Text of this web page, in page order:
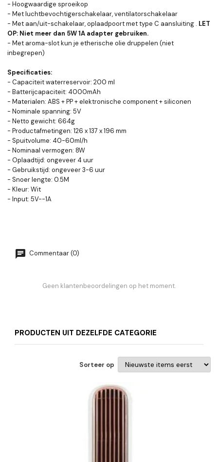
- Hoogwaardige sproeikop
- Met luchtbevochtigerschakelaar, ventilatorschakelaar
- Met aan/uit-schakelaar, oplaadpoort met type C aansluiting . LET
OP: Niet meer dan 5W 1A adapter gebruiken.
- Met aroma-slot kun je etherische olie druppelen (niet
inbegrepen)
Specificaties:
- Capaciteit waterreservoir: 200 ml
- Batterijcapaciteit: 4000mAh
- Materialen: ABS + PP + elektronische component + siliconen
- Nominale spanning: 5V
- Netto gewicht: 664g
- Productafmetingen: 126 x 137 x 196 mm
- Spuitvolume: 40-60ml/h
- Nominaal vermogen: 8W
- Oplaadtijd: ongeveer 4 uur
- Gebruikstijd: ongeveer 3-6 uur
- Snoer lengte: 0.5M
- Kleur: Wit
- Input: 5V--1A
Commentaar (0)
Geen klantenbeoordelingen op het moment.
PRODUCTEN UIT DEZELFDE CATEGORIE
Sorteer op